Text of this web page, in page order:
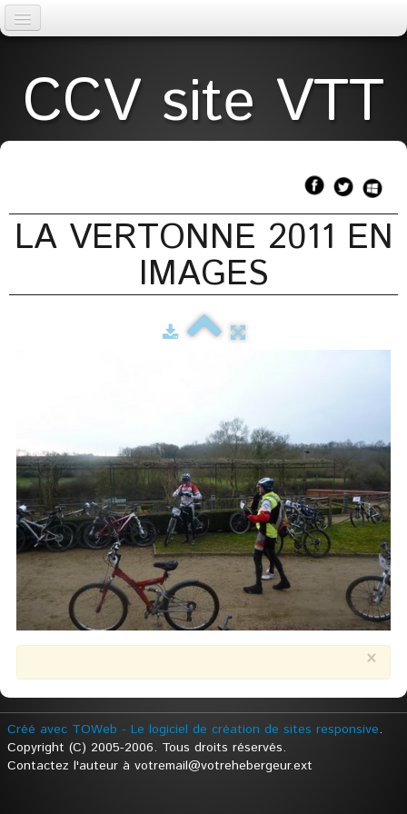
AGENDA
La Vertonne
Météo
Liens
licences
CCV site VTT
LA VERTONNE 2011 EN
IMAGES
×
Créé avec TOWeb - Le logiciel de création de sites responsive.
Copyright (C) 2005-2006. Tous droits réservés.
Contactez l'auteur à votremail@votrehebergeur.ext